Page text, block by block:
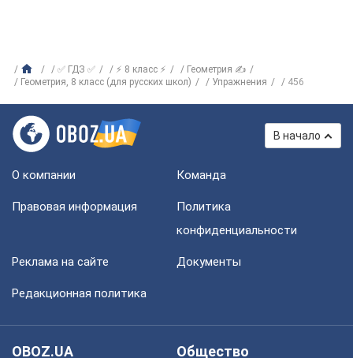
✅ ГДЗ ✅ ⚡ 8 класс ⚡
Геометрия ✍
Геометрия, 8 класс (для русских школ)
Упражнения 456
В начало
О компании Команда
Правовая информация
Политика
конфиденциальности
Реклама на сайте Документы
Редакционная политика
OBOZ.UA
Общество